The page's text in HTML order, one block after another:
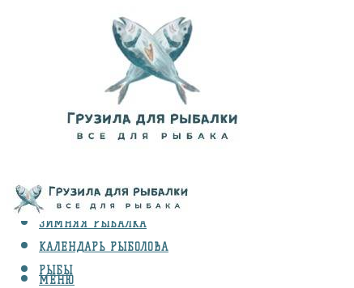
ВИДЫ ЛОВЛИ
ЗИМНЯЯ РЫБАЛКА
КАЛЕНДАРЬ РЫБОЛОВА
РЫБЫ
МЕНЮ